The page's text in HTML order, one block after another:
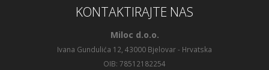
KONTAKTIRAJTE NAS
Miloc d.o.o.
Ivana Gundulića 12, 43000 Bjelovar - Hrvatska
OIB: 78512182254